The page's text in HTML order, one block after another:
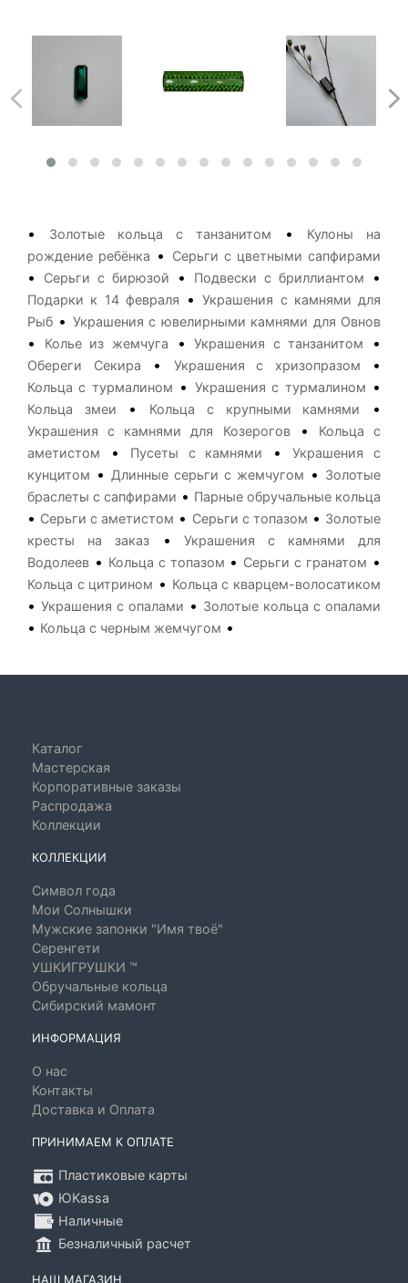
• Золотые кольца с танзанитом •
Кулоны на
рождение ребёнка • Серьги с цветными сапфирами
• Серьги с бирюзой • Подвески с бриллиантом •
Подарки к 14 февраля •Украшения с камнями для
Рыб • Украшения с ювелирными камнями для Овнов
• Колье из жемчуга •Украшения с танзанитом •
Обереги Секира • Украшения с хризопразом •
Кольца с турмалином • Украшения с турмалином •
Кольца змеи • Кольца с крупными камнями •
Украшения с камнями для Козерогов•
Кольца с
аметистом
• Пусеты с камнями •Украшения с
кунцитом • Длинные серьги с жемчугом • Золотые
браслеты с сапфирами • Парные обручальные кольца
• Серьги с аметистом • Серьги с топазом • Золотые
кресты на заказ•Украшения с камнями для
Водолеев • Кольца с топазом • Серьги с гранатом •
Кольца с цитрином • Кольца с кварцем-волосатиком
• Украшения с опалами • Золотые кольца с опалами
• Кольца с черным жемчугом •
Каталог
Мастерская
Корпоративные заказы
Распродажа
Коллекции
КОЛЛЕКЦИИ
Символ года
Мои Солнышки
Мужские запонки "Имя твоё"
Серенгети
УШКИГРУШКИ ™
Обручальные кольца
Сибирский мамонт
ИНФОРМАЦИЯ
О нас
Контакты
Доставка и Оплата
ПРИНИМАЕМ К ОПЛАТЕ
Пластиковые карты
ЮKassa
Наличные
Безналичный расчет
НАШ МАГАЗИН